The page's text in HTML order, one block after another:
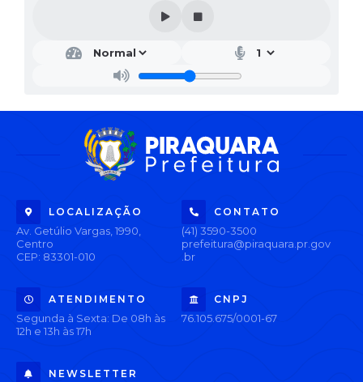
LOCALIZAÇÃO
Av. Getúlio Vargas, 1990,
Centro
CEP: 83301-010
CONTATO
(41) 3590-3500
prefeitura@piraquara.pr.gov
.br
ATENDIMENTO
Segunda à Sexta: De 08h às
12h e 13h às 17h
CNPJ
76.105.675/0001-67
NEWSLETTER